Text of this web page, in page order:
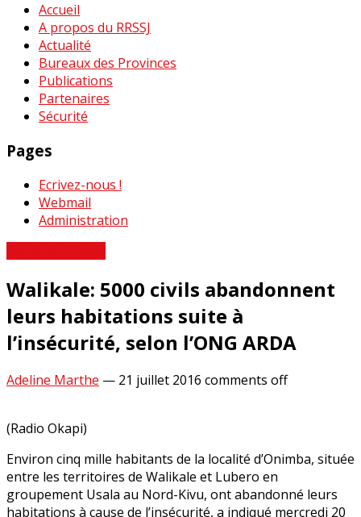
Accueil
A propos du RRSSJ
Actualité
Bureaux des Provinces
Publications
Partenaires
Sécurité
Pages
Ecrivez-nous !
Webmail
Administration
Walikale: 5000 civils abandonnent
leurs habitations suite à
l’insécurité, selon l’ONG ARDA
Adeline Marthe — 21 juillet 2016 comments off
(Radio Okapi)
Environ cinq mille habitants de la localité d’Onimba, située
entre les territoires de Walikale et Lubero en
groupement Usala au Nord-Kivu, ont abandonné leurs
habitations à cause de l’insécurité, a indiqué mercredi 20